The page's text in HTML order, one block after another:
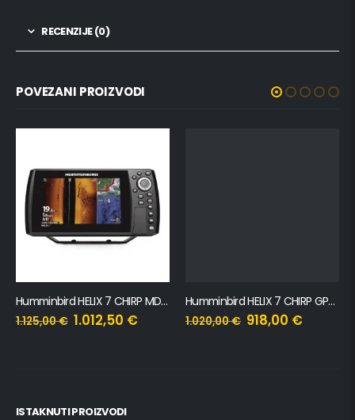
RECENZIJE (0)
POVEZANI PROIZVODI
Humminbird HELIX 7 CHIRP MDI GPS G4N
1.125,00€ 1.012,50 €
Humminbird HELIX 7 CHIRP GPS G4N
1.020,00€ 918,00 €
ISTAKNUTI PROIZVODI